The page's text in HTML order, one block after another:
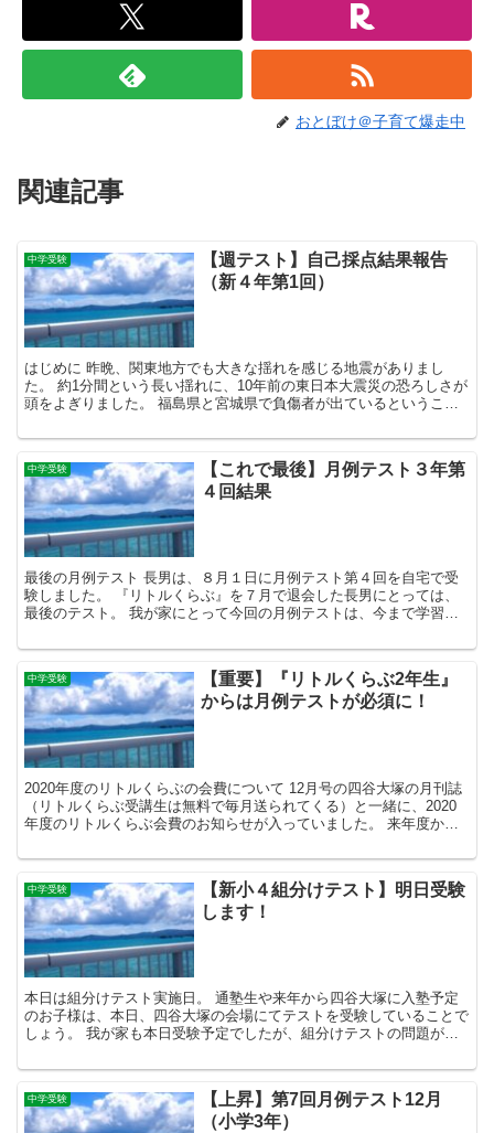
おとぼけ＠子育て爆走中
関連記事
中学受験
【週テスト】自己採点結果報告
（新４年第1回）
はじめに 昨晩、関東地方でも大きな揺れを感じる地震がありまし
た。 約1分間という長い揺れに、10年前の東日本大震災の恐ろしさが
頭をよぎりました。 福島県と宮城県で負傷者が出ているということ
中学受験
【これで最後】月例テスト３年第
４回結果
最後の月例テスト 長男は、８月１日に月例テスト第４回を自宅で受
験しました。 『リトルくらぶ』を７月で退会した長男にとっては、
最後のテスト。 我が家にとって今回の月例テストは、今まで学習し
中学受験
【重要】『リトルくらぶ2年生』
からは月例テストが必須に！
2020年度のリトルくらぶの会費について 12月号の四谷大塚の月刊誌
（リトルくらぶ受講生は無料で毎月送られてくる）と一緒に、2020
年度のリトルくらぶ会費のお知らせが入っていました。 来年度から2
中学受験
【新小４組分けテスト】明日受験
します！
本日は組分けテスト実施日。 通塾生や来年から四谷大塚に入塾予定
のお子様は、本日、四谷大塚の会場にてテストを受験していることで
しょう。 我が家も本日受験予定でしたが、組分けテストの問題が自
中学受験
【上昇】第7回月例テスト12月
（小学3年）